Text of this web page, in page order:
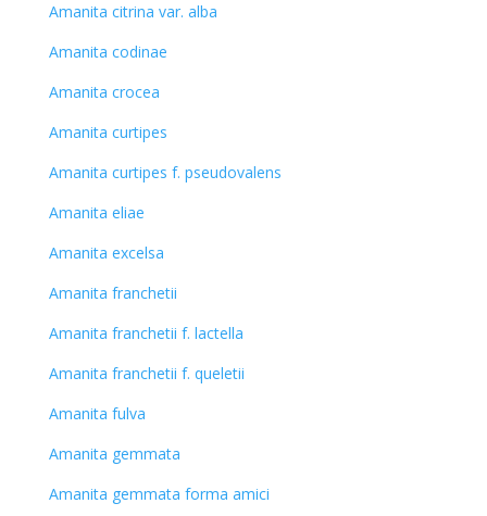
Amanita citrina var. alba
Amanita codinae
Amanita crocea
Amanita curtipes
Amanita curtipes f. pseudovalens
Amanita eliae
Amanita excelsa
Amanita franchetii
Amanita franchetii f. lactella
Amanita franchetii f. queletii
Amanita fulva
Amanita gemmata
Amanita gemmata forma amici